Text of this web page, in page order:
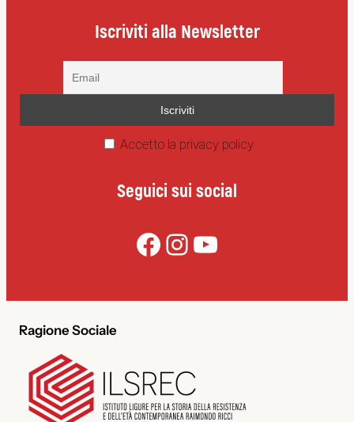
Iscriviti alla Newsletter
Accetto la privacy policy
Seguici sui social
Facebook InstagramYouTube
Ragione Sociale